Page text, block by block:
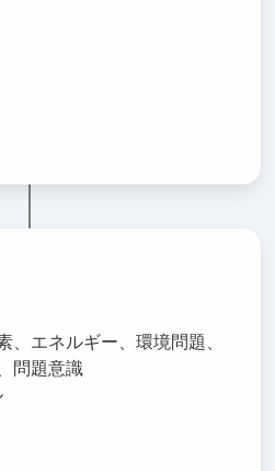
、エネルギー、環境問題、
問題意識